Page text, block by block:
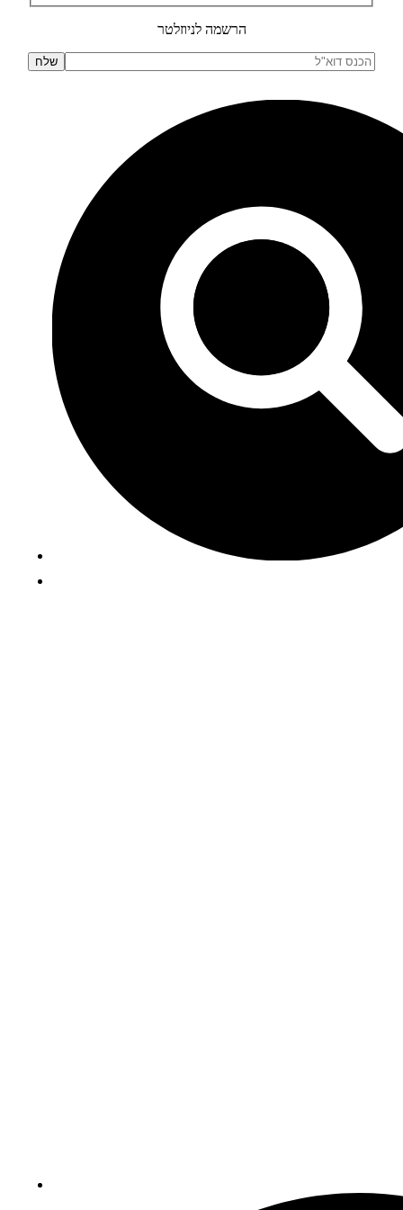
הרשמה לניוזלטר